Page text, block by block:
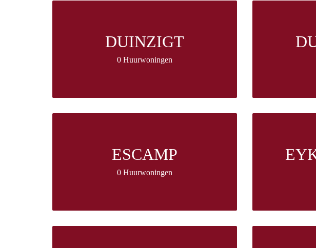
DUINZIGT
0 Huurwoningen
ESCAMP
0 Huurwoningen